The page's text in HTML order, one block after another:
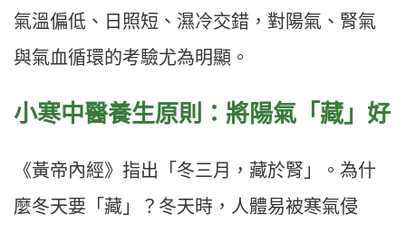
氣溫偏低、日照短、濕冷交錯，對陽氣、腎氣
與氣血循環的考驗尤為明顯。
小寒中醫養生原則：將陽氣「藏」好
《黃帝內經》指出「冬三月，藏於腎」。為什
麼冬天要「藏」？冬天時，人體易被寒氣侵